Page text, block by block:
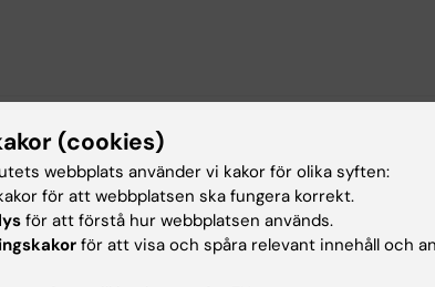
för primärvård nu tillgänglig på svenska
man kan förbättra vården för äldre finns nu på
på personcentrerad vård inom
(cookies)
webbplats använder vi kakor för olika syften:
för att webbplatsen ska fungera korrekt.
för att förstå hur webbplatsen används.
för att visa och spåra relevant innehåll och